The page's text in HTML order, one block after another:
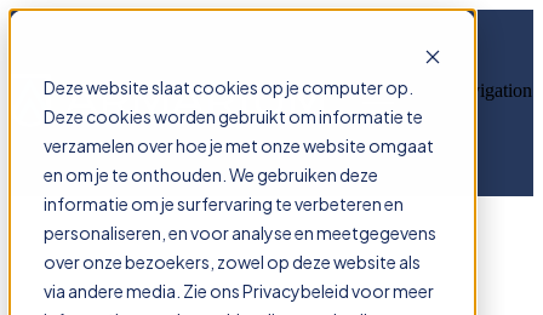
Deze website slaat cookies op je computer op.
Deze cookies worden gebruikt om informatie te
verzamelen over hoe je met onze website omgaat
en om je te onthouden. We gebruiken deze
informatie om je surfervaring te verbeteren en
personaliseren, en voor analyse en meetgegevens
over onze bezoekers, zowel op deze website als
via andere media. Zie ons Privacybeleid voor meer
Open main navigation